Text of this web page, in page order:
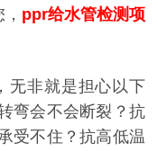
ppr给水管检测项
无非就是担心以下
弯会不会断裂？抗
受不住？抗高低温